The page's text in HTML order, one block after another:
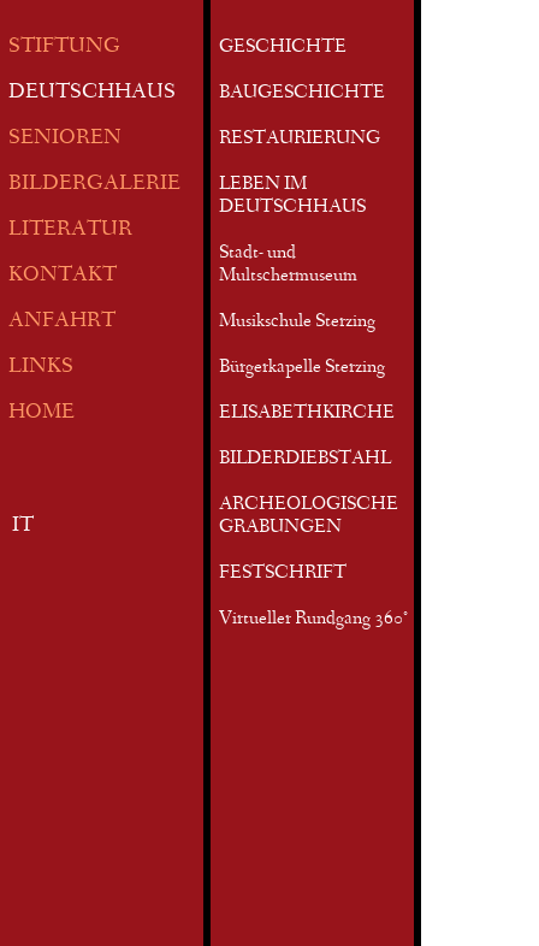
STIFTUNG
DEUTSCHHAUS
SENIOREN
BILDERGALERIE
LITERATUR
KONTAKT
ANFAHRT
LINKS
HOME
IT
GESCHICHTE
BAUGESCHICHTE
RESTAURIERUNG
LEBEN IM
DEUTSCHHAUS
Stadt- und
Multschermuseum
Musikschule Sterzing
Bürgerkapelle Sterzing
ELISABETHKIRCHE
BILDERDIEBSTAHL
ARCHEOLOGISCHE
GRABUNGEN
FESTSCHRIFT
Virtueller Rundgang 360°